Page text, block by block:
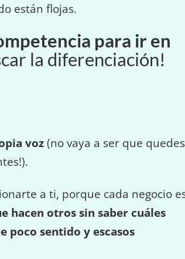
están flojas.
para ir en
la diferenciación!
voz(no vaya a ser que quedes
a ti, porque cada negocio
hacen otros sin saber cuáles
poco sentido y escasos